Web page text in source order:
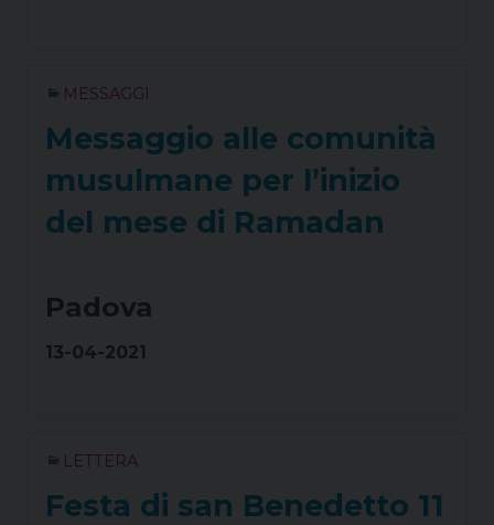
MESSAGGI
Messaggio alle comunità
musulmane per l’inizio
del mese di Ramadan
Padova
13-04-2021
LETTERA
Festa di san Benedetto 11